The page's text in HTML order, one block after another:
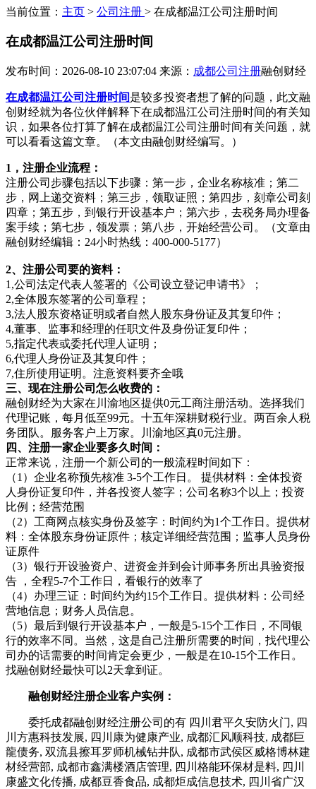
当前位置： 主页 > 公司注册 > 在成都温江公司注册时间
在成都温江公司注册时间
发布时间：2026-08-10 23:07:04 来源： 成都公司注册融创财经
在成都温江公司注册时间是较多投资者想了解的问题，此文融
创财经就为各位伙伴解释下在成都温江公司注册时间的有关知
识，如果各位打算了解在成都温江公司注册时间有关问题，就
可以看看这篇文章。（本文由融创财经编写。）
1，注册企业流程：
注册公司步骤包括以下步骤：第一步，企业名称核准；第二
步，网上递交资料；第三步，领取证照；第四步，刻章公司刻
四章；第五步，到银行开设基本户；第六步，去税务局办理备
案手续；第七步，领发票；第八步，开始经营公司。（文章由
融创财经编辑：24小时热线：400-000-5177）
2、注册公司要的资料：
1,公司法定代表人签署的《公司设立登记申请书》；
2,全体股东签署的公司章程；
3,法人股东资格证明或者自然人股东身份证及其复印件；
4,董事、监事和经理的任职文件及身份证复印件；
5,指定代表或委托代理人证明；
6,代理人身份证及其复印件；
7,住所使用证明。注意资料要齐全哦
三、现在注册公司怎么收费的：
融创财经为大家在川渝地区提供0元工商注册活动。选择我们
代理记账，每月低至99元。十五年深耕财税行业。两百余人税
务团队。服务客户上万家。川渝地区真0元注册。
四、注册一家企业要多久时间：
正常来说，注册一个新公司的一般流程时间如下：
（1）企业名称预先核准 3-5个工作日。 提供材料：全体投资
人身份证复印件，并各投资人签字；公司名称3个以上；投资
比例；经营范围
（2）工商网点核实身份及签字：时间约为1个工作日。提供材
料：全体股东身份证原件；核定详细经营范围；监事人员身份
证原件
（3）银行开设验资户、进资金并到会计师事务所出具验资报
告 ，全程5-7个工作日，看银行的效率了
（4）办理三证：时间约为约15个工作日。提供材料：公司经
营地信息；财务人员信息。
（5）最后到银行开设基本户，一般是5-15个工作日，不同银
行的效率不同。当然，这是自己注册所需要的时间，找代理公
司办的话需要的时间肯定会更少，一般是在10-15个工作日。
找融创财经最快可以2天拿到证。
融创财经注册企业客户实例：
委托成都融创财经注册公司的有 四川君平久安防火门, 四
川方惠科技发展, 四川康为健康产业, 成都汇风顺科技, 成都巨
龍债务, 双流县擦耳罗师机械钻井队, 成都市武侯区威格博林建
材经营部, 成都市鑫满楼酒店管理, 四川格能环保材是料, 四川
康盛文化传播, 成都豆香食品, 成都炬成信息技术, 四川省广汉